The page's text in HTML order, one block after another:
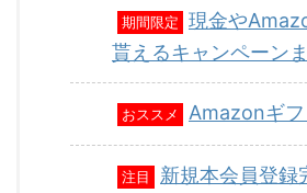
期間限定
現金や
貰えるキャンペーン
おススメ Amazonギ
注目
新規本会員登録